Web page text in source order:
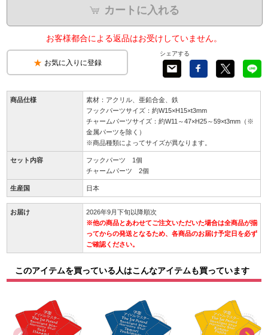
カートに入れる
お客様都合による返品はお受けしていません。
お気に入りに登録
シェアする
商品仕様
素材：アクリル、亜鉛合金、鉄
フックパーツサイズ：約W15×H15×t3mm
チャームパーツサイズ：約W11～47×H25～59×t3mm（※
金属パーツを除く）
※商品種類によってサイズが異なります。
セット内容
フックパーツ 1個
チャームパーツ 2個
生産国 日本
お届け
2026年9月下旬以降順次
※他の商品とあわせてご注文いただいた場合は全商品が揃
ってからの発送となるため、各商品のお届け予定日を必ず
ご確認ください。
このアイテムを買っている人はこんなアイテムも買っています